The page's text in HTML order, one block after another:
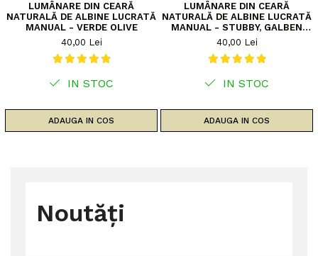
LUMÂNARE DIN CEARĂ
NATURALĂ DE ALBINE LUCRATĂ
MANUAL - VERDE OLIVE
40,00 Lei
IN STOC
ADAUGA IN COS
LUMÂNARE DIN CEARĂ
NATURALĂ DE ALBINE LUCRATĂ
MANUAL - STUBBY, GALBEN
NATURAL
40,00 Lei
IN STOC
ADAUGA IN COS
Noutăți